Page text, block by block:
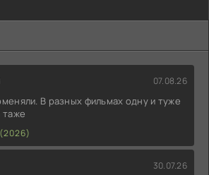
07.08.26
В разных фильмах одну и туже
таже
30.07.26